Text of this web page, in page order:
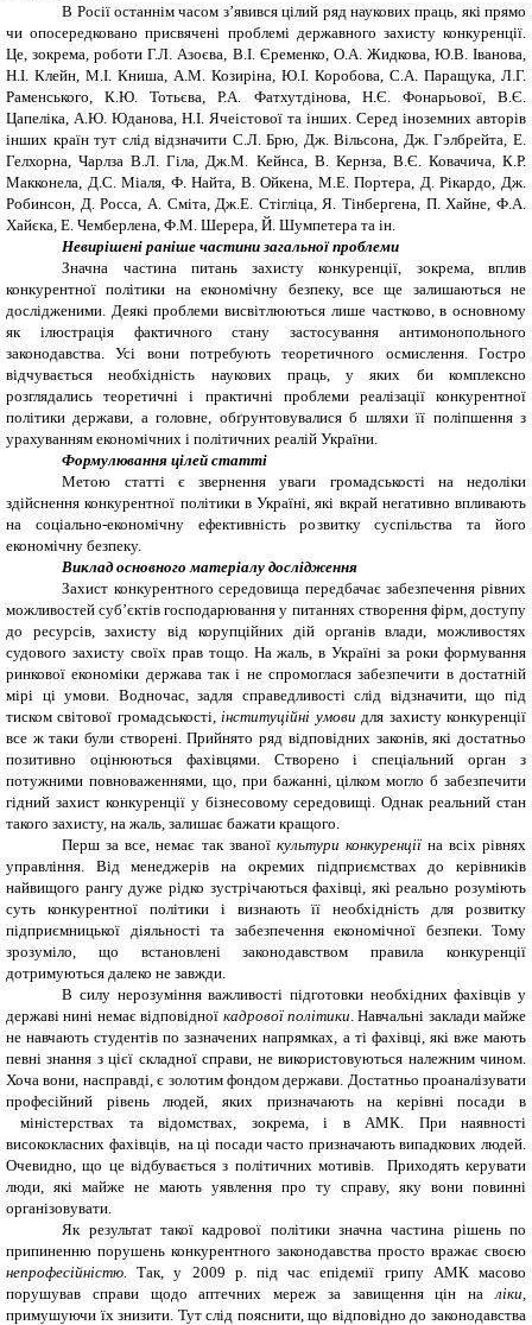
В Росії останнім часом з’явився цілий ряд наукових праць, які прямо
чи опосередковано присвячені проблемі державного захисту конкуренції.
Це, зокрема, роботи Г.Л. Азоєва, В.І. Єременко, О.А. Жидкова, Ю.В. Іванова,
Н.І. Клейн, М.І. Книша, А.М. Козиріна, Ю.І. Коробова, С.А. Паращука, Л.Г.
Раменського, К.Ю. Тотьєва, Р.А. Фатхутдінова, Н.Є. Фонарьової, В.Є.
Цапеліка, А.Ю. Юданова, Н.І. Ячеістової та інших. Серед іноземних авторів
інших країн тут слід відзначити С.Л. Брю, Дж. Вільсона, Дж. Гэлбрейта, Е.
Гелхорна, Чарлза В.Л. Гіла, Дж.М. Кейнса, В. Кернза, В.Є. Ковачича, К.Р.
Макконела, Д.С. Міаля, Ф. Найта, В. Ойкена, М.Е. Портера, Д. Рікардо, Дж.
Робинсон, Д. Росса, А. Сміта, Дж.Е. Стігліца, Я. Тінбергена, П. Хайне, Ф.А.
Хайєка, Е. Чемберлена, Ф.М. Шерера, Й. Шумпетера та ін.
Невирішені раніше частини загальної проблеми
Значна частина питань захисту конкуренції, зокрема, вплив
конкурентної політики на економічну безпеку, все ще залишаються не
дослідженими. Деякі проблеми висвітлюються лише частково, в основному
як ілюстрація фактичного стану застосування антимонопольного
законодавства. Усі вони потребують теоретичного осмислення. Гостро
відчувається необхідність наукових праць, у яких би комплексно
розглядались теоретичні і практичні проблеми реалізації конкурентної
політики держави, а головне, обґрунтовувалися б шляхи її поліпшення з
урахуванням економічних і політичних реалій України.
Формулювання цілей статті
Метою статті є звернення уваги громадськості на
недоліки
здійснення конкурентної політики в Україні, які вкрай негативно впливають
на соціально-економічну ефективність розвитку суспільства та його
економічну безпеку.
Виклад основного матеріалу дослідження
Захист конкурентного середовища передбачає забезпечення рівних
можливостей суб’єктів господарювання у питаннях створення фірм, доступу
до ресурсів, захисту від корупційних дій органів влади, можливостях
судового захисту своїх прав тощо. На жаль, в Україні за роки формування
ринкової економіки держава так і не спромоглася забезпечити в достатній
мірі ці умови. Водночас, задля справедливості слід відзначити, що під
тиском світової громадськості, інституційні умови для захисту конкуренції
все ж таки були створені. Прийнято ряд відповідних законів, які достатньо
позитивно оцінюються фахівцями. Створено і спеціальний орган з
потужними повноваженнями, що, при бажанні, цілком могло б забезпечити
гідний захист конкуренції у бізнесовому середовищі. Однак реальний стан
такого захисту, на жаль, залишає бажати кращого.
Перш за все, немає так званої культури конкуренціїна всіх рівнях
управління. Від менеджерів на окремих підприємствах до керівників
найвищого рангу дуже рідко зустрічаються фахівці, які реально розуміють
суть конкурентної політики і визнають її необхідність для розвитку
підприємницької діяльності та забезпечення економічної безпеки. Тому
зрозуміло, що встановлені законодавством правила конкуренції
дотримуються далеко не завжди.
В силу нерозуміння важливості підготовки необхідних фахівців у
державі нині немає відповідної кадрової політики . Навчальні заклади майже
не навчають студентів по зазначених напрямках, а ті фахівці, які вже мають
певні знання з цієї складної справи, не використовуються належним чином.
Хоча вони, насправді, є золотим фондом держави. Достатньо проаналізувати
професійний рівень людей, яких призначають на керівні посади в
міністерствах та відомствах, зокрема, і в АМК. При наявності
висококласних фахівців, на ці посади часто призначають випадкових людей.
Очевидно, що це відбувається з політичних мотивів. Приходять керувати
люди, які майже не мають уявлення про ту справу, яку вони повинні
організовувати.
Як результат такої кадрової політики значна частина рішень по
припиненню порушень конкурентного законодавства просто вражає своєю
непрофесійністю.
Так, у 2009 р. під час епідемії грипу АМК масово
порушував справи щодо аптечних мереж за завищення цін на ліки,
примушуючи їх знизити. Тут слід пояснити, що відповідно до законодавства